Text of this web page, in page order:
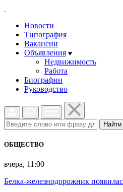
Новости
Типография
Вакансии
Объявления
Недвижимость
Работа
Биографии
Руководство
Найти
ОБЩЕСТВО
вчера, 11:00
Белка-железнодорожник